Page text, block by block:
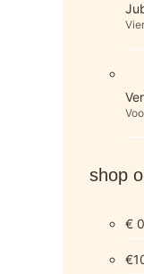
shop
€